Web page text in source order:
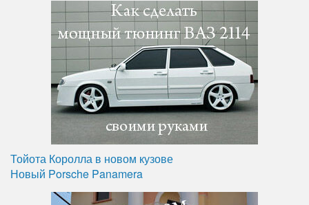
Тойота Королла в новом кузове
Новый Porsche Panamera